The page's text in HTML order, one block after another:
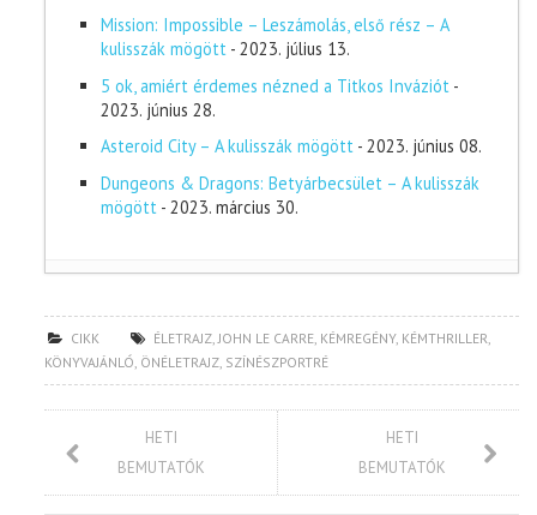
Mission: Impossible – Leszámolás, első rész – A
kulisszák mögött - 2023. július 13.
5 ok, amiért érdemes nézned a Titkos Inváziót -
2023. június 28.
Asteroid City – A kulisszák mögött - 2023. június 08.
Dungeons & Dragons: Betyárbecsület – A kulisszák
mögött - 2023. március 30.
CIKK ÉLETRAJZ,JOHN LE CARRE, KÉMREGÉNY, KÉMTHRILLER,
KÖNYVAJÁNLÓ, ÖNÉLETRAJZ, SZÍNÉSZPORTRÉ
HETI
BEMUTATÓK
HETI
BEMUTATÓK